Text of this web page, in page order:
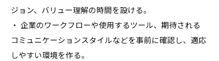
ジョン、バリュー理解の時間を設ける。
・ 企業のワークフローや使用するツール、期待される
コミュニケーションスタイルなどを事前に確認し、適応
しやすい環境を作る。